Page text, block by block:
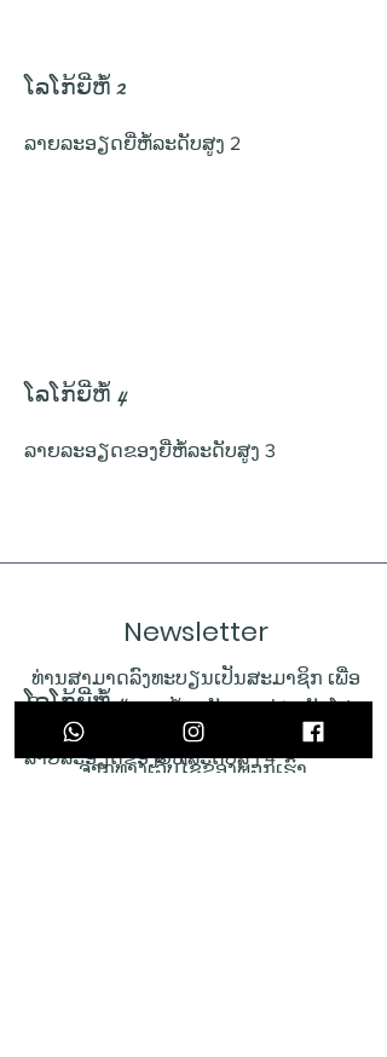
ໂລໂກ້ຍີ່ຫໍ້ 2
ລາຍ​ລະ​ອຽດ​ຍີ່​ຫໍ້​ລະ​ດັບ​ສູງ 2
ໂລໂກ້ຍີ່ຫໍ້ 4
ລາຍ​ລະ​ອຽດ​ຂອງ​ຍີ່​ຫໍ້​ລະ​ດັບ​ສູງ 3​
ໂລໂກ້ຍີ່ຫໍ້ 4
ລາຍ​ລະ​ອຽດ​ຂອງ​ຍີ່​ຫໍ້​ລະ​ດັບ​ສູງ 4​
Newsletter
ທ່ານສາມາດລົງທະບຽນເປັນສະມາຊິກ ເພື່ອ
ຕິດຕາມຂ່າວສານ ຂໍ້ມູນອັບເດດກ່ຽວກັບໂປຣ
ໂມຊັນ, ສິນຄ້າໃຫມ່ ແລະ ກິດຈະກຳຕ່າງໆ
ຈາກທາງເວັບໄຊຂອງພວກເຮົາ.